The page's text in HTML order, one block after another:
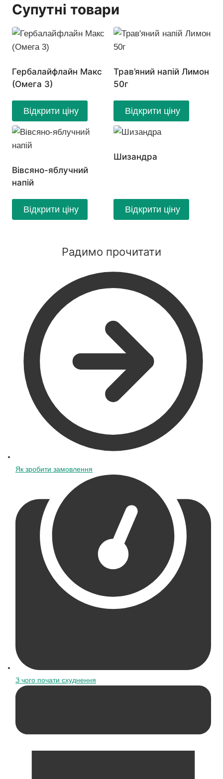
Супутні товари
Гербалайфлайн Макс
(Омега 3)
Відкрити ціну
Трав’яний напій Лимон
50г
Відкрити ціну
Вівсяно-яблучний
напій
Відкрити ціну
Шизандра
Відкрити ціну
Радимо прочитати
Як зробити замовлення
З чого почати схуднення